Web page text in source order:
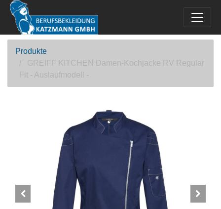
Produkte
GREIFF KITCHEN Damen-Kochjacke RV Regular
Fit - Auslaufmodell -